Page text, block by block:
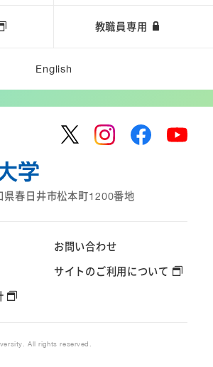
教職員専用
English
春日井市松本町1200番地
お問い合わせ
サイトのご利用について
All rights reserved.